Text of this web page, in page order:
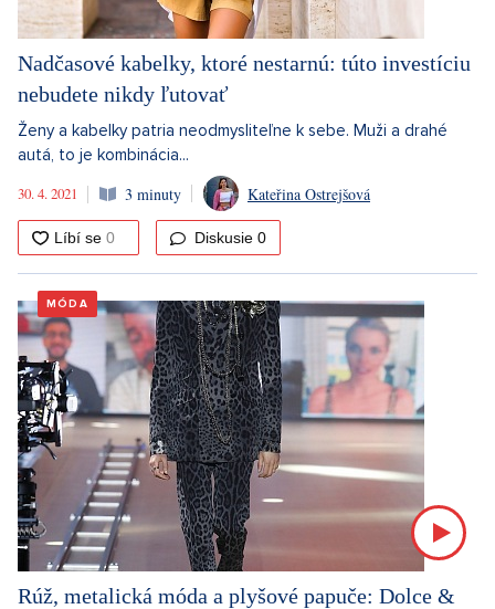
Nadčasové kabelky, ktoré nestarnú: túto investíciu
nebudete nikdy ľutovať
Ženy a kabelky patria neodmysliteľne k sebe. Muži a drahé
autá, to je kombinácia...
30. 4. 2021
3 minuty Kateřina Ostrejšová
Diskusie 0
MÓDA
Rúž, metalická móda a plyšové papuče: Dolce &